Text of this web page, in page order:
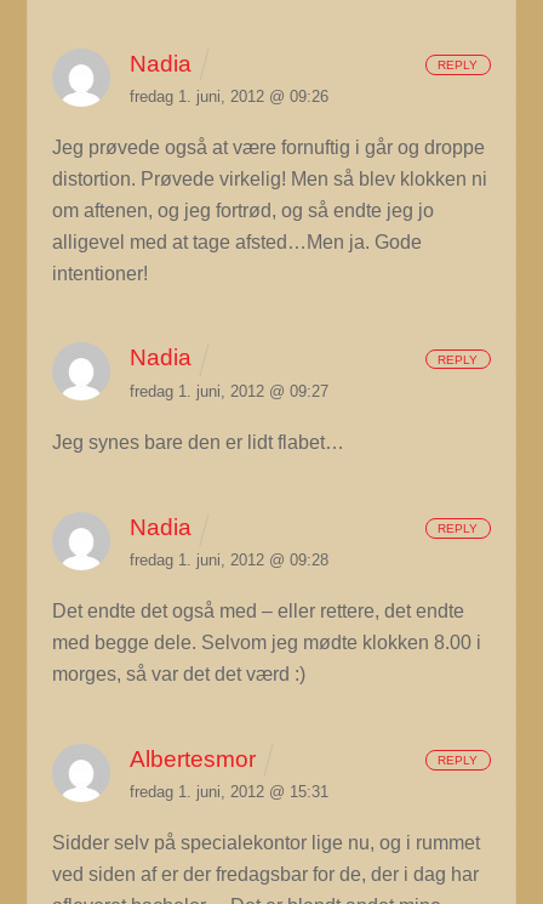
Nadia
fredag 1. juni, 2012 @ 09:26
Jeg prøvede også at være fornuftig i går og droppe
distortion. Prøvede virkelig! Men så blev klokken ni
om aftenen, og jeg fortrød, og så endte jeg jo
alligevel med at tage afsted…Men ja. Gode
intentioner!
REPLY
Nadia
fredag 1. juni, 2012 @ 09:27
Jeg synes bare den er lidt flabet…
REPLY
Nadia
fredag 1. juni, 2012 @ 09:28
Det endte det også med – eller rettere, det endte
med begge dele. Selvom jeg mødte klokken 8.00 i
morges, så var det det værd :)
REPLY
Albertesmor
fredag 1. juni, 2012 @ 15:31
Sidder selv på specialekontor lige nu, og i rummet
ved siden af er der fredagsbar for de, der i dag har
REPLY